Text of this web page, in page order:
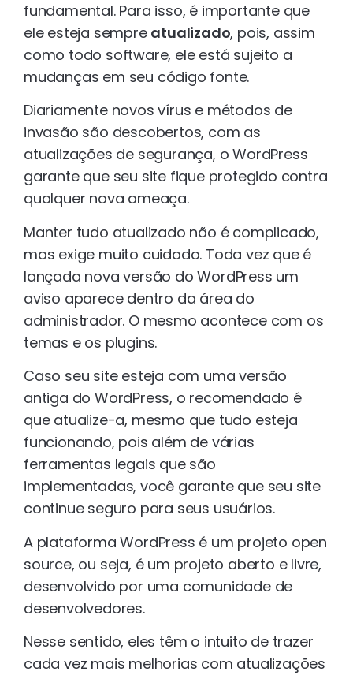
fundamental. Para isso, é importante que
ele esteja sempre atualizado, pois, assim
como todo software, ele está sujeito a
mudanças em seu código fonte.
Diariamente novos vírus e métodos de
invasão são descobertos, com as
atualizações de segurança, o WordPress
garante que seu site fique protegido contra
qualquer nova ameaça.
Manter tudo atualizado não é complicado,
mas exige muito cuidado. Toda vez que é
lançada nova versão do WordPress um
aviso aparece dentro da área do
administrador. O mesmo acontece com os
temas e os plugins.
Caso seu site esteja com uma versão
antiga do WordPress, o recomendado é
que atualize-a, mesmo que tudo esteja
funcionando, pois além de várias
ferramentas legais que são
implementadas, você garante que seu site
continue seguro para seus usuários.
A plataforma WordPress é um projeto open
source, ou seja, é um projeto aberto e livre,
desenvolvido por uma comunidade de
desenvolvedores.
Nesse sentido, eles têm o intuito de trazer
cada vez mais melhorias com atualizações